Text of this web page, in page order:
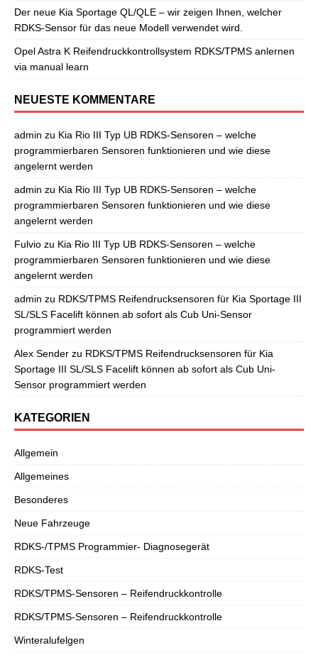
Der neue Kia Sportage QL/QLE – wir zeigen Ihnen, welcher
RDKS-Sensor für das neue Modell verwendet wird.
Opel Astra K Reifendruckkontrollsystem RDKS/TPMS anlernen
via manual learn
NEUESTE KOMMENTARE
admin zu Kia Rio III Typ UB RDKS-Sensoren – welche
programmierbaren Sensoren funktionieren und wie diese
angelernt werden
admin zu Kia Rio III Typ UB RDKS-Sensoren – welche
programmierbaren Sensoren funktionieren und wie diese
angelernt werden
Fulvio zu Kia Rio III Typ UB RDKS-Sensoren – welche
programmierbaren Sensoren funktionieren und wie diese
angelernt werden
admin zu RDKS/TPMS Reifendrucksensoren für Kia Sportage III
SL/SLS Facelift können ab sofort als Cub Uni-Sensor
programmiert werden
Alex Sender zu RDKS/TPMS Reifendrucksensoren für Kia
Sportage III SL/SLS Facelift können ab sofort als Cub Uni-
Sensor programmiert werden
KATEGORIEN
Allgemein
Allgemeines
Besonderes
Neue Fahrzeuge
RDKS-/TPMS Programmier- Diagnosegerät
RDKS-Test
RDKS/TPMS-Sensoren – Reifendruckkontrolle
RDKS/TPMS-Sensoren – Reifendruckkontrolle
Winteralufelgen